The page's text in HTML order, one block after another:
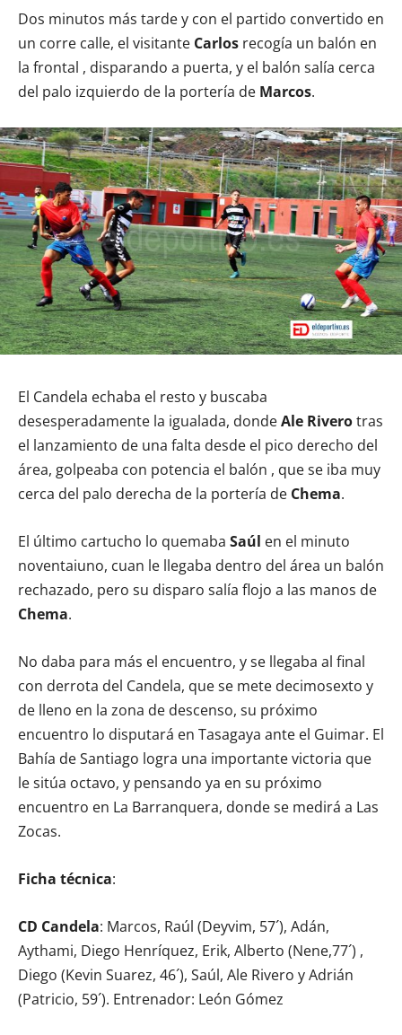
Dos minutos más tarde y con el partido convertido en
un corre calle, el visitante Carlos recogía un balón en
la frontal , disparando a puerta, y el balón salía cerca
del palo izquierdo de la portería de Marcos.
El Candela echaba el resto y buscaba
desesperadamente la igualada, dondeAle Riverotras
el lanzamiento de una falta desde el pico derecho del
área, golpeaba con potencia el balón , que se iba muy
cerca del palo derecha de la portería de Chema.
El último cartucho lo quemaba Saúl en el minuto
noventaiuno, cuan le llegaba dentro del área un balón
rechazado, pero su disparo salía flojo a las manos de
Chema.
No daba para más el encuentro, y se llegaba al final
con derrota del Candela, que se mete decimosexto y
de lleno en la zona de descenso, su próximo
encuentro lo disputará en Tasagaya ante el Guimar. El
Bahía de Santiago logra una importante victoria que
le sitúa octavo, y pensando ya en su próximo
encuentro en La Barranquera, donde se medirá a Las
Zocas.
Ficha técnica:
CD Candela: Marcos, Raúl (Deyvim, 57´), Adán,
Aythami, Diego Henríquez, Erik, Alberto (Nene,77´) ,
Diego (Kevin Suarez, 46´), Saúl, Ale Rivero y Adrián
(Patricio, 59´). Entrenador: León Gómez